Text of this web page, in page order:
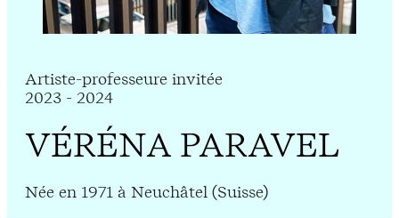
Artiste-professeure invitée
2023 - 2024
VÉRÉNA PARAVEL
Née en 1971 à Neuchâtel (Suisse)